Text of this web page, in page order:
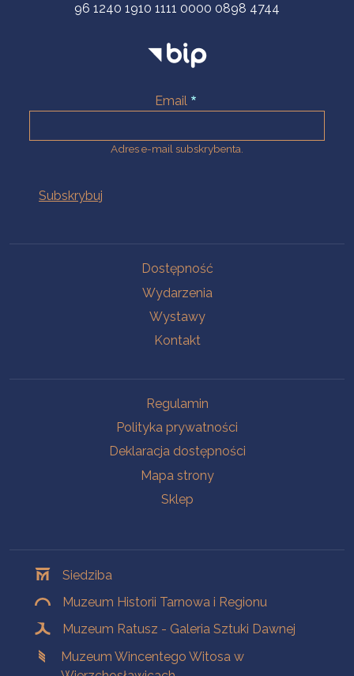
96 1240 1910 1111 0000 0898 4744
Email
Adres e-mail subskrybenta.
Dostępność
Wydarzenia
Wystawy
Kontakt
Regulamin
Polityka prywatności
Deklaracja dostępności
Mapa strony
Sklep
Siedziba
Muzeum Historii Tarnowa i Regionu
Muzeum Ratusz - Galeria Sztuki Dawnej
Muzeum Wincentego Witosa w